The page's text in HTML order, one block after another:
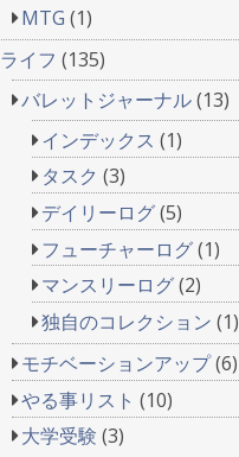
MTG (1)
ライフ (135)
バレットジャーナル(13)
インデックス (1)
タスク (3)
デイリーログ(5)
フューチャーログ(1)
マンスリーログ(2)
独自のコレクション (1)
モチベーションアップ(6)
やる事リスト (10)
大学受験 (3)